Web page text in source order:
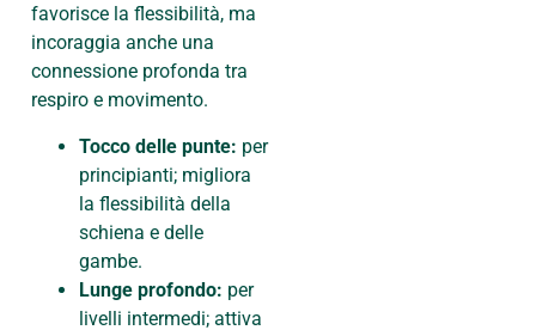
favorisce la flessibilità, ma
incoraggia anche una
connessione profonda tra
respiro e movimento.
Tocco delle punte: per
principianti; migliora
la flessibilità della
schiena e delle
gambe.
Lunge profondo: per
livelli intermedi; attiva